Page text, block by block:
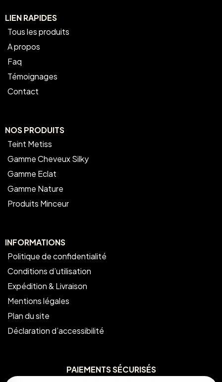
LIEN RAPIDES
Tous les produits
A propos
Faq
Témoignages
Contact
NOS PRODUITS
Teint Metiss
Gamme Cheveux Silky
Gamme Eclat
Gamme Nature
Produits Minceur
INFORMATIONS
Politique de confidentialité
Conditions d’utilisation
Expédition & Livraison
Mentions légales
Plan du site
Déclaration d’accessibilité
PAIEMENTS SÉCURISÉS